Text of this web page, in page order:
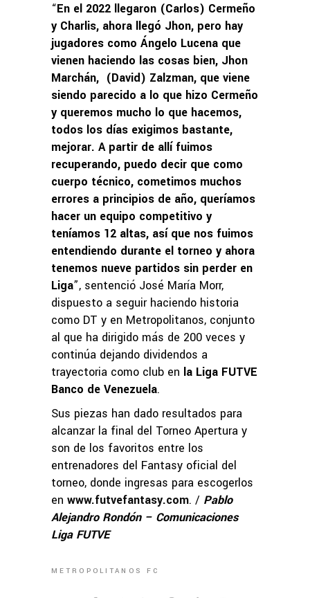
“En el 2022 llegaron (Carlos) Cermeño
y Charlis, ahora llegó Jhon, pero hay
jugadores como Ángelo Lucena que
vienen haciendo las cosas bien, Jhon
Marchán, (David) Zalzman, que viene
siendo parecido a lo que hizo Cermeño
y queremos mucho lo que hacemos,
todos los días exigimos bastante,
mejorar. A partir de allí fuimos
recuperando, puedo decir que como
cuerpo técnico, cometimos muchos
errores a principios de año, queríamos
hacer un equipo competitivo y
teníamos 12 altas, así que nos fuimos
entendiendo durante el torneo y ahora
tenemos nueve partidos sin perder en
Liga”, sentenció José María Morr,
dispuesto a seguir haciendo historia
como DT y en Metropolitanos, conjunto
al que ha dirigido más de 200 veces y
continúa dejando dividendos a
trayectoria como club en la Liga FUTVE
Banco de Venezuela.
Sus piezas han dado resultados para
alcanzar la final del Torneo Apertura y
son de los favoritos entre los
entrenadores del Fantasy oficial del
torneo, donde ingresas para escogerlos
en www.futvefantasy.com. / Pablo
Alejandro Rondón – Comunicaciones
Liga FUTVE
METROPOLITANOS FC